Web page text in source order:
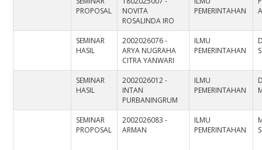
PROPOSAL
NOVITA
ROSALINDA IRO
PEMERINTAHAN
SEMINAR
HASIL
2002026076 -
ARYA NUGRAHA
CITRA YANWARI
ILMU
PEMERINTAHAN
SEMINAR
HASIL
2002026012 -
INTAN
PURBANINGRUM
ILMU
PEMERINTAHAN
SEMINAR
PROPOSAL
2002026083 -
ARMAN
ILMU
PEMERINTAHAN